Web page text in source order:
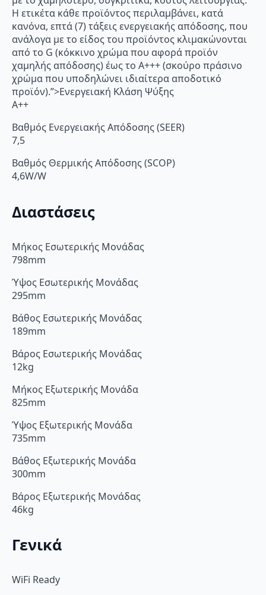
Η ετικέτα κάθε προϊόντος περιλαμβάνει, κατά
κανόνα, επτά (7) τάξεις ενεργειακής απόδοσης, που
ανάλογα με το είδος του προϊόντος κλιμακώνονται
από το G (κόκκινο χρώμα που αφορά προϊόν
χαμηλής απόδοσης) έως το Α+++ (σκούρο πράσινο
χρώμα που υποδηλώνει ιδιαίτερα αποδοτικό
προϊόν).”>Ενεργειακή Κλάση Ψύξης
A++
Βαθμός Ενεργειακής Απόδοσης (SEER)
7,5
Βαθμός Θερμικής Απόδοσης (SCOP)
4,6W/W
Διαστάσεις
Μήκος Εσωτερικής Μονάδας
798mm
Ύψος Εσωτερικής Μονάδας
295mm
Βάθος Εσωτερικής Μονάδας
189mm
Βάρος Εσωτερικής Μονάδας
12kg
Μήκος Εξωτερικής Μονάδα
825mm
Ύψος Εξωτερικής Μονάδα
735mm
Βάθος Εξωτερικής Μονάδα
300mm
Βάρος Εξωτερικής Μονάδας
46kg
Γενικά
WiFi Ready